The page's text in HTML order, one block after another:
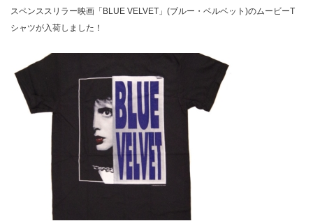
スペンススリラー映画「BLUE VELVET」(ブルー・ベルベット)のムービーT
シャツが入荷しました！